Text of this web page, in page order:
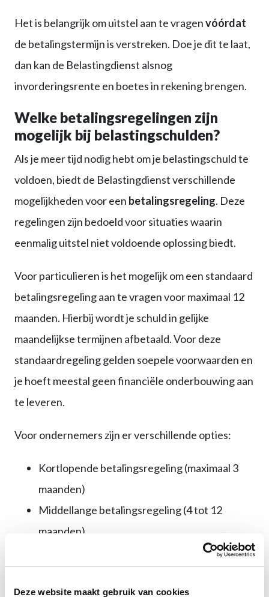
Deze website maakt gebruik van cookies
Het is belangrijk om uitstel aan te vragenvóórdat
de betalingstermijn is verstreken. Doe je dit te laat,
dan kan de Belastingdienst alsnog
invorderingsrente en boetes in rekening brengen.
Welke betalingsregelingen zijn
mogelijk bij belastingschulden?
Als je meer tijd nodig hebt om je belastingschuld te
voldoen, biedt de Belastingdienst verschillende
mogelijkheden voor een betalingsregeling. Deze
regelingen zijn bedoeld voor situaties waarin
eenmalig uitstel niet voldoende oplossing biedt.
Voor particulieren is het mogelijk om een standaard
betalingsregeling aan te vragen voor maximaal 12
maanden. Hierbij wordt je schuld in gelijke
maandelijkse termijnen afbetaald. Voor deze
standaardregeling gelden soepele voorwaarden en
je hoeft meestal geen financiële onderbouwing aan
te leveren.
Voor ondernemers zijn er verschillende opties:
Kortlopende betalingsregeling (maximaal 3
maanden)
Middellange betalingsregeling (4 tot 12
maanden)
Langlopende betalingsregeling (12 tot 36